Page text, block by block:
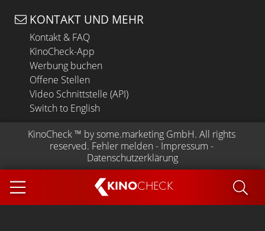
KINOCHECK
KONTAKT UND MEHR
Kontakt & FAQ
KinoCheck-App
Werbung buchen
Offene Stellen
Video Schnittstelle (API)
Switch to English
KinoCheck ™ by some.marketing GmbH. All rights
reserved. Fehler melden - Impressum -
Datenschutzerklärung